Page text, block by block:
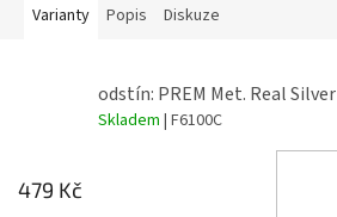
Varianty Popis Diskuze
odstín: PREM Met. Real Silver
Skladem | F6100C
479 Kč